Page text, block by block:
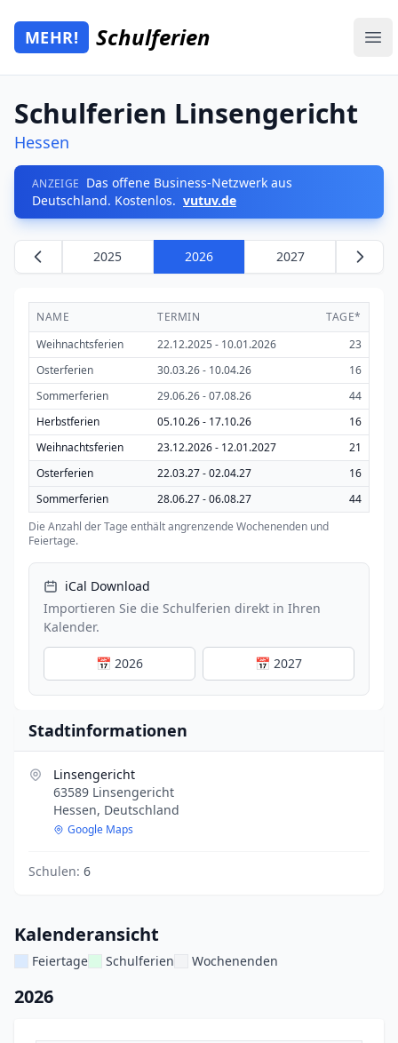
Zum Hauptinhalt springen
Mehr Schulferien
MEHR! Schulferien
Schulferien Linsengericht
Hessen
ANZEIGE Das offene Business-Netzwerk aus
Deutschland. Kostenlos. vutuv.de
2025 2026 2027
NAME TERMIN
TAGE*
Weihnachtsferien
22.12.2025 - 10.01.2026
23
Osterferien
30.03.26 - 10.04.26
16
Sommerferien
29.06.26 - 07.08.26
44
Herbstferien
05.10.26 - 17.10.26
16
Weihnachtsferien
23.12.2026 - 12.01.2027
21
Osterferien
22.03.27 - 02.04.27
16
Sommerferien
28.06.27 - 06.08.27
44
Die Anzahl der Tage enthält angrenzende Wochenenden und
Feiertage.
iCal Download
Importieren Sie die Schulferien direkt in Ihren
Kalender.
📅 2026 📅 2027
Stadtinformationen
Linsengericht
63589 Linsengericht
Hessen, Deutschland
Google Maps
Schulen: 6
Kalenderansicht
Feiertage Schulferien Wochenenden
2026